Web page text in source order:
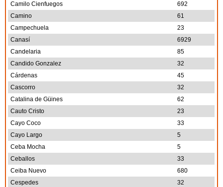
Camilo Cienfuegos
692
Camino
61
Campechuela
23
Canasí
6929
Candelaria
85
Candido Gonzalez
32
Cárdenas
45
Cascorro
32
Catalina de Güines
62
Cauto Cristo
23
Cayo Coco
33
Cayo Largo
5
Ceba Mocha
5
Ceballos
33
Ceiba Nuevo
680
Cespedes
32